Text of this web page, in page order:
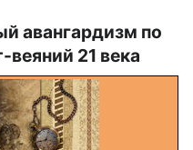
авангардизм по
21 века